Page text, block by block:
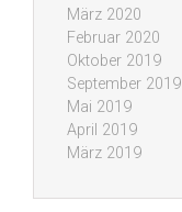
März 2020
Februar 2020
Oktober 2019
September 2019
Mai 2019
April 2019
März 2019